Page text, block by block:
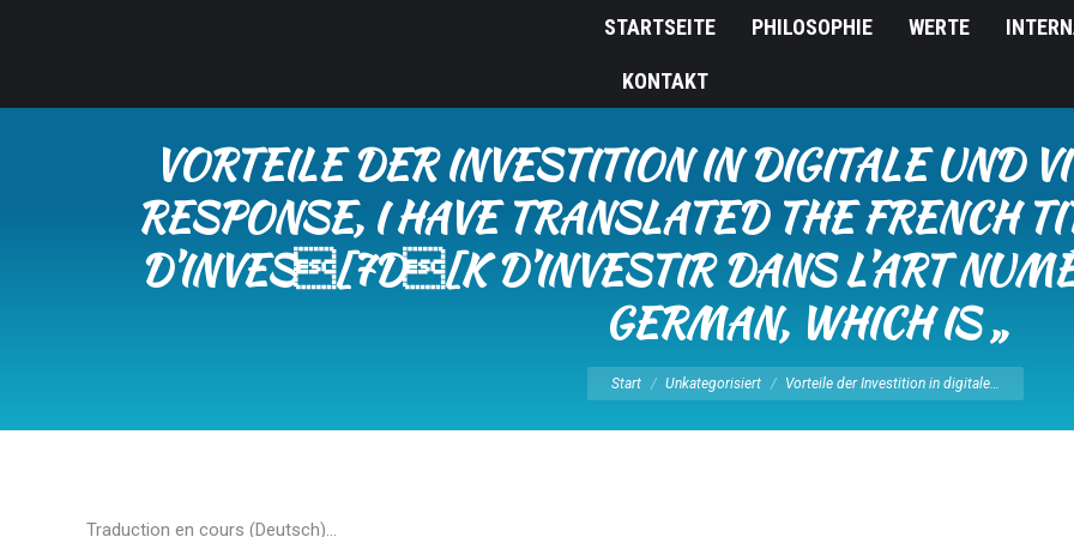
STARTSEITE PHILOSOPHIE WERTE
KONTAKT
VORTEILE DER INVESTITION IN DIGITALE UND
RESPONSE, I HAVE TRANSLATED THE FRENCH
D’INVES[7D[K D’INVESTIR DANS L’ART
GERMAN, WHICH IS „
Sie befinden sich hier:
Start Unkategorisiert Vorteile der Investition in digitale…
Traduction en cours (Deutsch)…